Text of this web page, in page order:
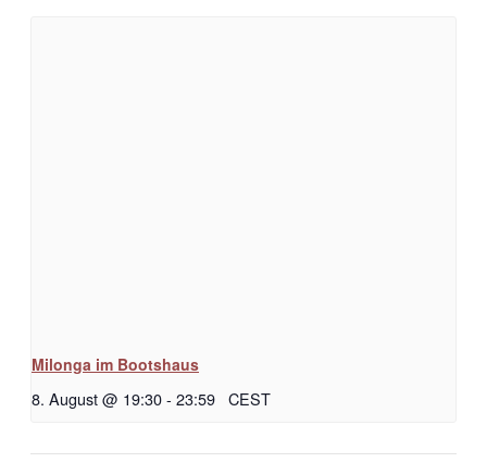
Milonga im Bootshaus
8. August @ 19:30- 23:59 CEST